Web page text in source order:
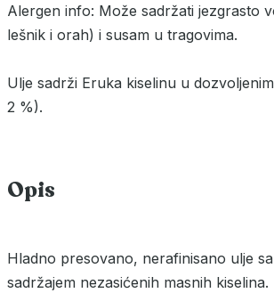
Alergen info: Može sadržati jezgrasto
lešnik i orah) i susam u tragovima.
Ulje sadrži Eruka kiselinu u
2 %).
Opis
Hladno presovano, nerafinisano ulje
sadržajem nezasićenih masnih kiselina.